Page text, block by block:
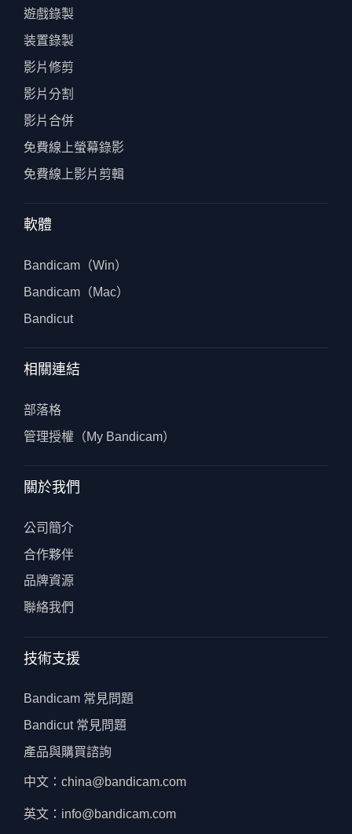
遊戲錄製
装置錄製
影片修剪
影片分割
影片合併
免費線上螢幕錄影
免費線上影片剪輯
軟體
Bandicam（Win）
Bandicam（Mac）
Bandicut
相關連結
部落格
管理授權（My Bandicam）
關於我們
公司簡介
合作夥伴
品牌資源
聯絡我們
技術支援
Bandicam 常見問題
Bandicut 常見問題
產品與購買諮詢
中文：china@bandicam.com
英文：info@bandicam.com